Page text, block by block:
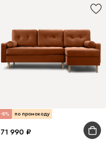
-8% по промокоду
71 990